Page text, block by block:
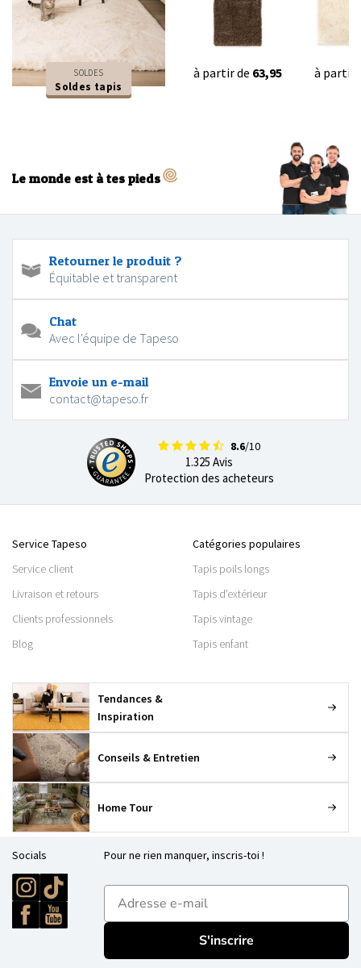
SOLDES
Soldes tapis
à partir de 63,95 à partir
Le monde est à tes pieds
Retourner le produit ?
Équitable et transparent
Chat
Avec l'équipe de Tapeso
Envoie un e-mail
contact@tapeso.fr
8.6/10
1.325 Avis
Protection des acheteurs
Service Tapeso
Service client
Livraison et retours
Clients professionnels
Blog
Catégories populaires
Tapis poils longs
Tapis d’extérieur
Tapis vintage
Tapis enfant
Tendances &
Inspiration
Conseils & Entretien
Home Tour
Socials Pour ne rien manquer, inscris-toi !
E-mailadres
S'inscrire